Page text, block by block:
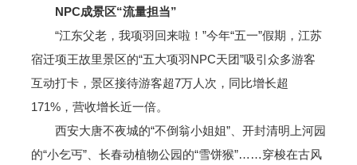
NPC成景区“流量担当”
“江东父老，我项羽回来啦！”今年“五一”假期，江苏
宿迁项王故里景区的“五大项羽NPC天团”吸引众多游客
互动打卡，景区接待游客超7万人次，同比增长超
171%，营收增长近一倍。
西安大唐不夜城的“不倒翁小姐姐”、开封清明上河园
的“小乞丐”、长春动植物公园的“雪饼猴”……穿梭在古风